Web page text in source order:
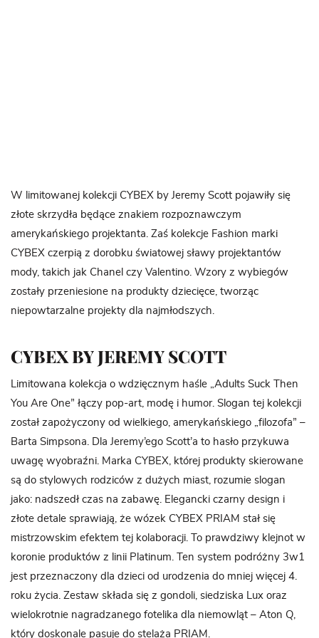
W limitowanej kolekcji CYBEX by Jeremy Scott pojawiły się
złote skrzydła będące znakiem rozpoznawczym
amerykańskiego projektanta. Zaś kolekcje Fashion marki
CYBEX czerpią z dorobku światowej sławy projektantów
mody, takich jak Chanel czy Valentino. Wzory z wybiegów
zostały przeniesione na produkty dziecięce, tworząc
niepowtarzalne projekty dla najmłodszych.
CYBEX BY JEREMY SCOTT
Limitowana kolekcja o wdzięcznym haśle „Adults Suck Then
You Are One” łączy pop-art, modę i humor. Slogan tej kolekcji
został zapożyczony od wielkiego, amerykańskiego „filozofa” –
Barta Simpsona. Dla Jeremy’ego Scott’a to hasło przykuwa
uwagę wyobraźni. Marka CYBEX, której produkty skierowane
są do stylowych rodziców z dużych miast, rozumie slogan
jako: nadszedł czas na zabawę. Elegancki czarny design i
złote detale sprawiają, że wózek CYBEX PRIAM stał się
mistrzowskim efektem tej kolaboracji. To prawdziwy klejnot w
koronie produktów z linii Platinum. Ten system podróżny 3w1
jest przeznaczony dla dzieci od urodzenia do mniej więcej 4.
roku życia. Zestaw składa się z gondoli, siedziska Lux oraz
wielokrotnie nagradzanego fotelika dla niemowląt – Aton Q,
który doskonale pasuje do stelaża PRIAM.